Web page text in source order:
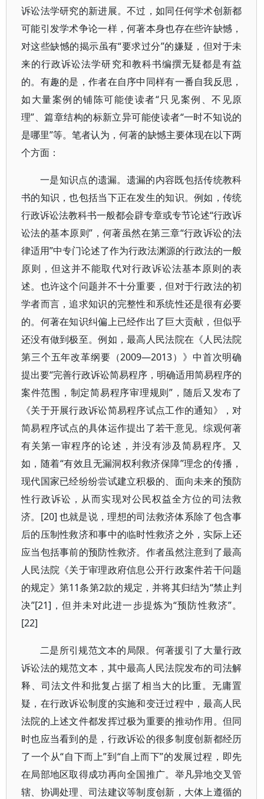
诉讼法学研究的新进展。不过，如同任何学术创新都
可能引发学术争论一样，何著本身也存在些许缺憾，
对这些缺憾的揭示虽有“要求过分”的嫌疑，但对于未
来的行政诉讼法学研究和教科书编撰无疑都是有益
的。有趣的是，作者在自序中同样有一番自我反思，
如大量案例的铺陈可能使读者“只见案例、不见原
理”、篇章结构的标新立异可能使读者“一时不知说的
是哪里”等。笔者认为，何著的缺憾主要体现在以下两
个方面：
一是知识点的遗漏。遗漏的内容既包括传统教科
书的知识，也包括当下正在发生的知识。例如，传统
行政诉讼法教科书一般都会辟专章或专节论述“行政诉
讼法的基本原则”，何著虽然在第三章“行政诉讼的法
律适用”中专门论述了作为行政法渊源的行政法的一般
原则，但这并不能取代对行政诉讼法基本原则的表
述。也许这个问题并不十分重要，但对于行政法的初
学者而言，追求知识的完整性和系统性还是很有必要
的。何著在知识纠偏上已经作出了巨大贡献，但似乎
还没有做到极至。例如，最高人民法院在《人民法院
第三个五年改革纲要（2009—2013）》中首次明确
提出要“完善行政诉讼简易程序，明确适用简易程序的
案件范围，制定简易程序审理规则”，随后又发布了
《关于开展行政诉讼简易程序试点工作的通知》，对
简易程序试点的具体运作提出了若干意见。综观何著
有关第一审程序的论述，并没有涉及简易程序。又
如，随着“有效且无漏洞权利救济保障”理念的传播，
现代国家已经纷纷尝试建立积极的、面向未来的预防
性行政诉讼，从而实现对公民权益全方位的司法救
济。[20] 也就是说，理想的司法救济体系除了包含事
后的压制性救济和事中的临时性救济之外，实际上还
应当包括事前的预防性救济。作者虽然注意到了最高
人民法院《关于审理政府信息公开行政案件若干问题
的规定》第11条第2款的规定，并将其归结为“禁止判
决”[21]，但并未对此进一步提炼为“预防性救济”。
[22]
二是所引规范文本的局限。何著援引了大量行政
诉讼法的规范文本，其中最高人民法院发布的司法解
释、司法文件和批复占据了相当大的比重。无庸置
疑，在行政诉讼制度的实施和变迁过程中，最高人民
法院的上述文件都发挥过极为重要的推动作用。但同
时也应当看到的是，行政诉讼的很多制度创新都经历
了一个从“自下而上”到“自上而下”的发展过程，即先
在局部地区取得成功再向全国推广。举凡异地交叉管
辖、协调处理、司法建议等制度创新，大体上遵循的